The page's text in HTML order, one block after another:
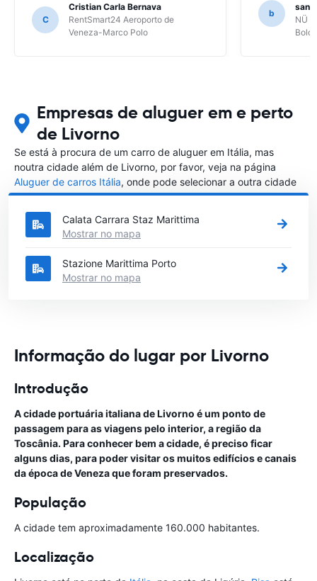
C
Cristian Carla Bernava
RentSmart24 Aeroporto de
Veneza-Marco Polo
b
NÜ
Empresas de aluguer em e perto
de Livorno
Se está à procura de um carro de aluguer em Itália, mas
noutra cidade além de Livorno, por favor, veja na página
Aluguer de carros Itália, onde pode selecionar a outra cidade
em Itália que gostaria de alugar um carro
Calata Carrara Staz Marittima
Mostrar no mapa
Stazione Marittima Porto
Mostrar no mapa
Informação do lugar por Livorno
Introdução
A cidade portuária italiana de Livorno é um ponto de
passagem para as viagens pelo interior, a região da
Toscânia. Para conhecer bem a cidade, é preciso ficar
alguns dias, para poder visitar os muitos edifícios e canais
da época de Veneza que foram preservados.
População
A cidade tem aproximadamente 160.000 habitantes.
Localização